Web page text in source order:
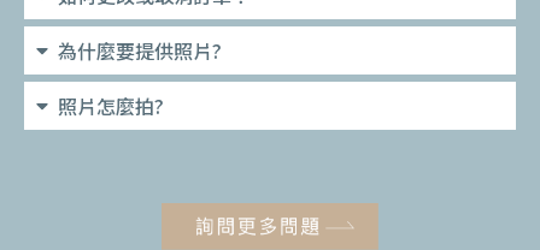
為什麼要提供照片?
照片怎麼拍?